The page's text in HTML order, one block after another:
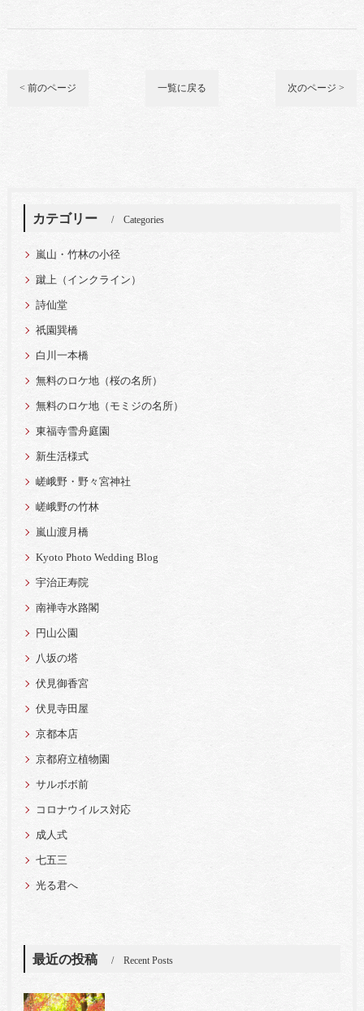
< 前のページ 一覧に戻る 次のページ >
カテゴリー Categories
嵐山・竹林の小径
蹴上（インクライン）
詩仙堂
祇園巽橋
白川一本橋
無料のロケ地（桜の名所）
無料のロケ地（モミジの名所）
東福寺雪舟庭園
新生活様式
嵯峨野・野々宮神社
嵯峨野の竹林
嵐山渡月橋
Kyoto Photo Wedding Blog
宇治正寿院
南禅寺水路閣
円山公園
八坂の塔
伏見御香宮
伏見寺田屋
京都本店
京都府立植物園
サルボボ前
コロナウイルス対応
成人式
七五三
光る君へ
最近の投稿 Recent Posts